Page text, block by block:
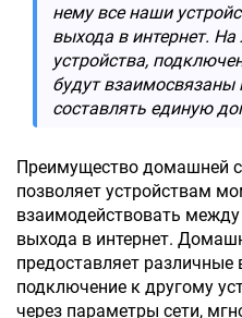
нему все наши
выхода в интернет.
устройства,
будут
составлять единую
Преимущество домашней
позволяет устройствам
взаимодействовать
выхода в интернет.
предоставляет
подключение к другому
через параметры сети,